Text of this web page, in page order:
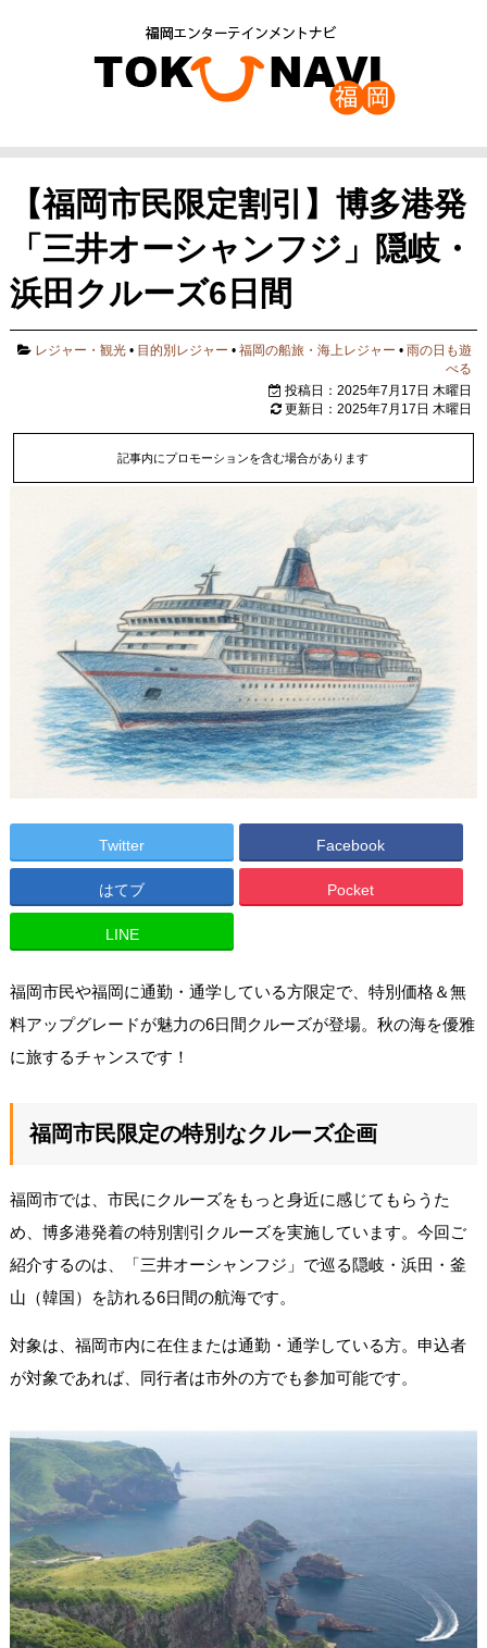
【福岡市民限定割引】博多港発
「三井オーシャンフジ」隠岐・
浜田クルーズ6日間
レジャー・観光 • 目的別レジャー •福岡の船旅・海上レジャー •雨の日も遊
べる
投稿日：2025年7月17日 木曜日
更新日：2025年7月17日 木曜日
記事内にプロモーションを含む場合があります
Twitter Facebook
はてブ Pocket
LINE
福岡市民や福岡に通勤・通学している方限定で、特別価格＆無
料アップグレードが魅力の6日間クルーズが登場。秋の海を優雅
に旅するチャンスです！
福岡市民限定の特別なクルーズ企画
福岡市では、市民にクルーズをもっと身近に感じてもらうた
め、博多港発着の特別割引クルーズを実施しています。今回ご
紹介するのは、「三井オーシャンフジ」で巡る隠岐・浜田・釜
山（韓国）を訪れる6日間の航海です。
対象は、福岡市内に在住または通勤・通学している方。申込者
が対象であれば、同行者は市外の方でも参加可能です。